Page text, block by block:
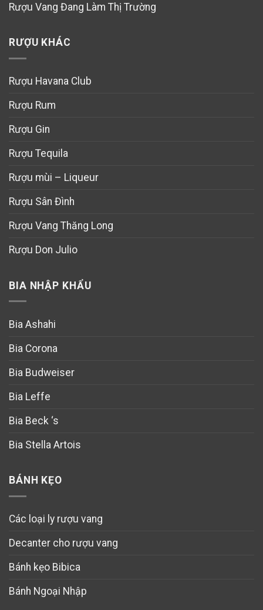
Rượu Vang Đang Làm Thị Trường
RƯỢU KHÁC
Rượu Havana Club
Rượu Rum
Rượu Gin
Rượu Tequila
Rượu mùi – Liqueur
Rượu Sân Đình
Rượu Vang Thăng Long
Rượu Don Julio
BIA NHẬP KHẨU
Bia Ashahi
Bia Corona
Bia Budweiser
Bia Leffe
Bia Beck ‘s
Bia Stella Artois
BÁNH KẸO
Các loại ly rượu vang
Decanter cho rượu vang
Bánh kẹo Bibica
Bánh Ngoại Nhập